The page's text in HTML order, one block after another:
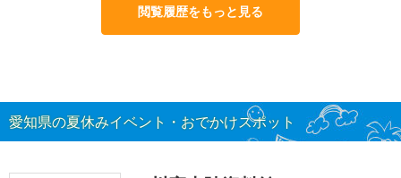
閲覧履歴をもっと見る
愛知県の夏休みイベント・おでかけスポット